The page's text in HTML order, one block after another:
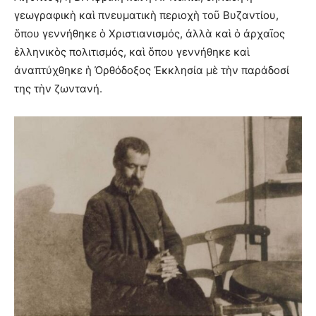
γεωγραφικὴ καὶ πνευματικὴ περιοχὴ τοῦ Βυζαντίου,
ὅπου γεννήθηκε ὁ Χριστιανισμός, ἀλλὰ καὶ ὁ ἀρχαῖος
ἑλληνικὸς πολιτισμός, καὶ ὅπου γεννήθηκε καὶ
ἀναπτύχθηκε ἡ Ὀρθόδοξος Ἐκκλησία μὲ τὴν παράδοσί
της τὴν ζωντανή.